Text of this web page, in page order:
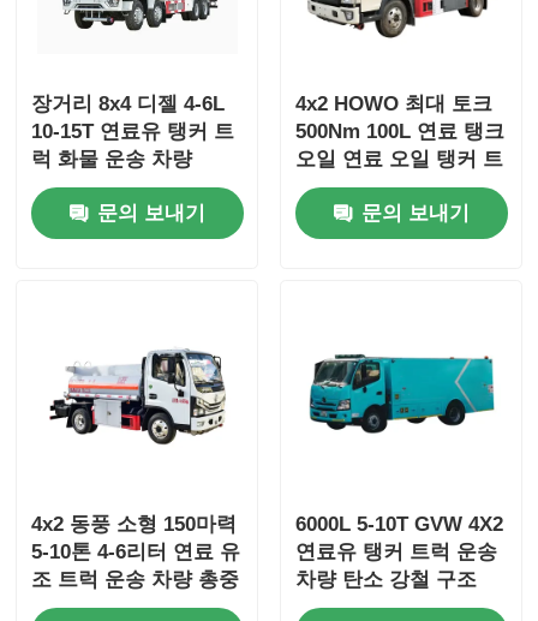
장거리 8x4 디젤 4-6L
10-15T 연료유 탱커 트
럭 화물 운송 차량
문의 보내기
4x2 HOWO 최대 토크
500Nm 100L 연료 탱크
오일 연료 오일 탱커 트
럭 운송 차량
문의 보내기
4x2 동풍 소형 150마력
5-10톤 4-6리터 연료 유
조 트럭 운송 차량 총중
량
6000L 5-10T GVW 4X2
연료유 탱커 트럭 운송
차량 탄소 강철 구조